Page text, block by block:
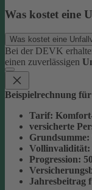
Was kostet eine
Was kostet eine
Bei der DEVK
einen zuverlässigen
Beispielrechnung
Tarif:
versicherte
Grundsumme:
Vollinvalidität:
Progression:
Jahresbeitrag